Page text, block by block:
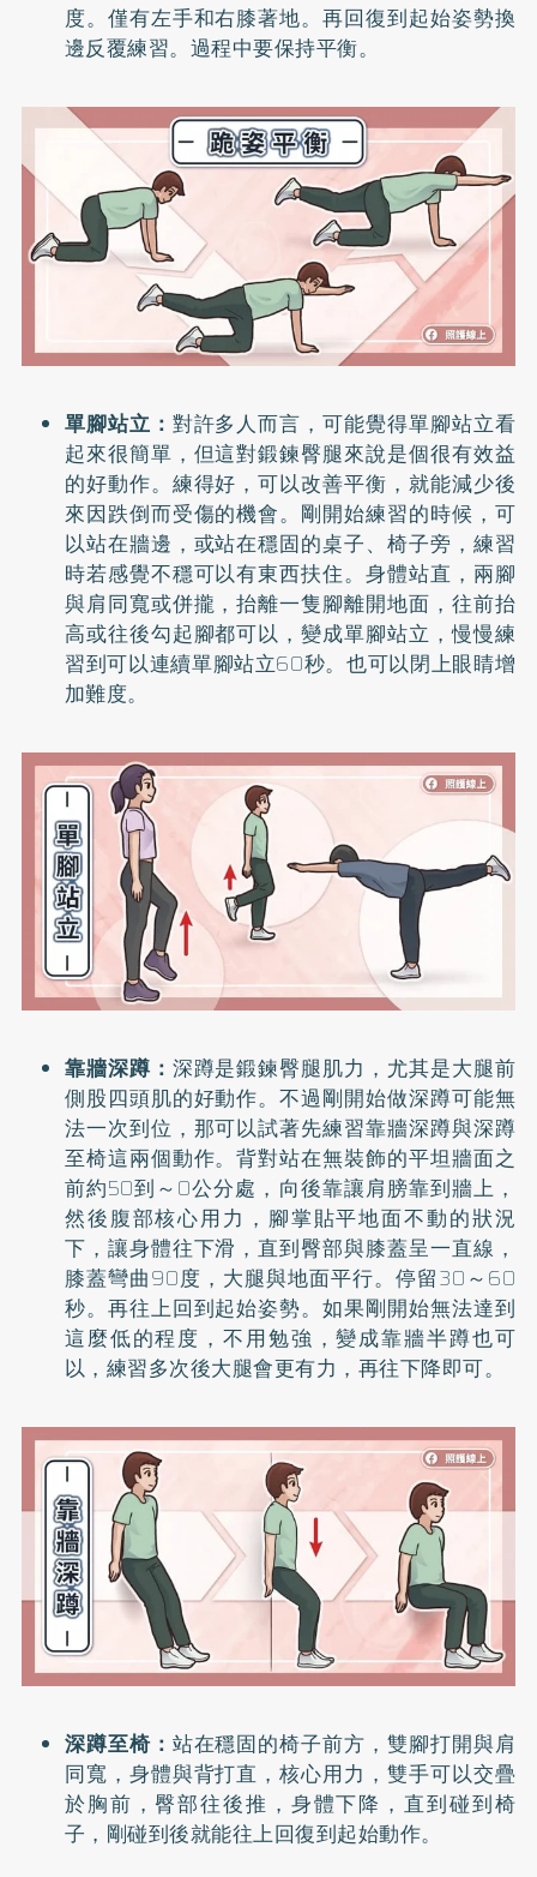
度。僅有左手和右膝著地。再回復到起始姿勢換
邊反覆練習。過程中要保持平衡。
單腳站立： 對許多人而言，可能覺得單腳站立看
起來很簡單，但這對鍛鍊臀腿來說是個很有效益
的好動作。練得好，可以改善平衡，就能減少後
來因跌倒而受傷的機會。剛開始練習的時候，可
以站在牆邊，或站在穩固的桌子、椅子旁，練習
時若感覺不穩可以有東西扶住。身體站直，兩腳
與肩同寬或併攏，抬離一隻腳離開地面，往前抬
高或往後勾起腳都可以，變成單腳站立，慢慢練
習到可以連續單腳站立60秒。也可以閉上眼睛增
加難度。
靠牆深蹲： 深蹲是鍛鍊臀腿肌力，尤其是大腿前
側股四頭肌的好動作。不過剛開始做深蹲可能無
法一次到位，那可以試著先練習靠牆深蹲與深蹲
至椅這兩個動作。背對站在無裝飾的平坦牆面之
前約50到～0公分處，向後靠讓肩膀靠到牆上，
然後腹部核心用力，腳掌貼平地面不動的狀況
下，讓身體往下滑，直到臀部與膝蓋呈一直線，
膝蓋彎曲90度，大腿與地面平行。停留30～60
秒。再往上回到起始姿勢。如果剛開始無法達到
這麼低的程度，不用勉強，變成靠牆半蹲也可
以，練習多次後大腿會更有力，再往下降即可。
深蹲至椅： 站在穩固的椅子前方，雙腳打開與肩
同寬，身體與背打直，核心用力，雙手可以交疊
於胸前，臀部往後推，身體下降，直到碰到椅
子，剛碰到後就能往上回復到起始動作。